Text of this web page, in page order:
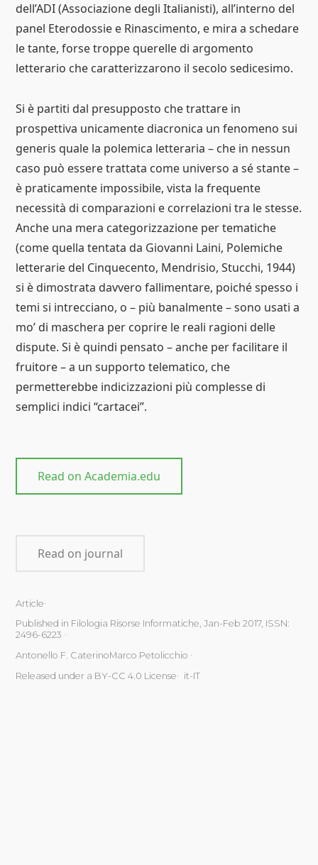
dell’ADI (Associazione degli Italianisti), all’interno del
panel Eterodossie e Rinascimento, e mira a schedare
le tante, forse troppe querelle di argomento
letterario che caratterizzarono il secolo sedicesimo.
Si è partiti dal presupposto che trattare in
prospettiva unicamente diacronica un fenomeno sui
generis quale la polemica letteraria – che in nessun
caso può essere trattata come universo a sé stante –
è praticamente impossibile, vista la frequente
necessità di comparazioni e correlazioni tra le stesse.
Anche una mera categorizzazione per tematiche
(come quella tentata da Giovanni Laini, Polemiche
letterarie del Cinquecento, Mendrisio, Stucchi, 1944)
si è dimostrata davvero fallimentare, poiché spesso i
temi si intrecciano, o – più banalmente – sono usati a
mo’ di maschera per coprire le reali ragioni delle
dispute. Si è quindi pensato – anche per facilitare il
fruitore – a un supporto telematico, che
permetterebbe indicizzazioni più complesse di
semplici indici “cartacei”.
Read on Academia.edu
Read on journal
Article
Published in Filologia Risorse Informatiche, Jan-Feb 2017, ISSN:
2496-6223
Antonello F. CaterinoMarco Petolicchio
Released under a BY-CC 4.0 License
it-IT